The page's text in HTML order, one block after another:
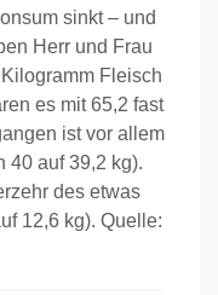
sinkt – und
Herr und Frau
Fleisch
es mit 65,2 fast
ist vor allem
40 auf 39,2 kg).
des etwas
12,6 kg). Quelle: